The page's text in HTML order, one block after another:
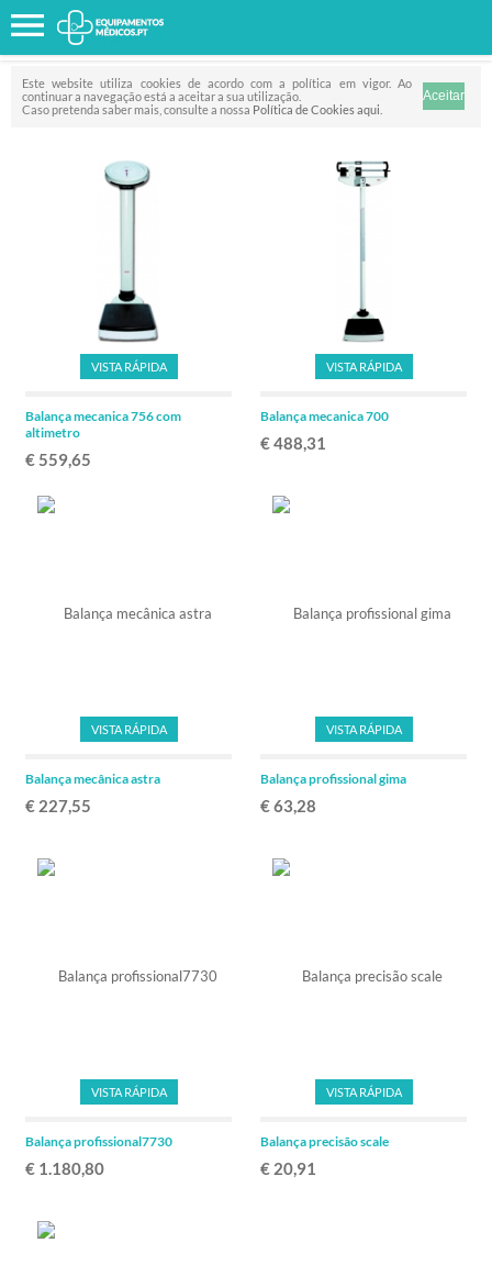
Este website utiliza cookies de acordo com a política em vigor. Ao
continuar a navegação está a aceitar a sua utilização.
Caso pretenda saber mais, consulte a nossa Política de Cookies aqui
FILTRO
Balança mecanica 756 com
altimetro
€ 559,65
VISTA RÁPIDA
Balança mecanica 700
€ 488,31
VISTA RÁPIDA
Balança mecânica astra
€ 227,55
VISTA RÁPIDA
Balança profissional gima
€ 63,28
VISTA RÁPIDA
Balança profissional7730
€ 1.180,80
VISTA RÁPIDA
Balança precisão scale
€ 20,91
VISTA RÁPIDA